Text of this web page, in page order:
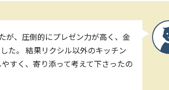
が、圧倒的にプレゼン力が高く、金
た。 結果リクシル以外のキッチン
すく、寄り添って考えて下さったの